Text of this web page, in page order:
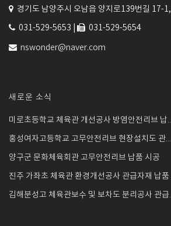
경기도 남양주시 오남읍 양지로139번길 17-
031-529-5653 |
031-529-5654
nswonder@naver.com
새로운 소식
미로초등학교 체육관 개선
홍성여자고등학교 고무안전리브 현장설치도 관급자재 ..
양구군 문화체육회관 고무안전리브 납품 시공
김해분성고